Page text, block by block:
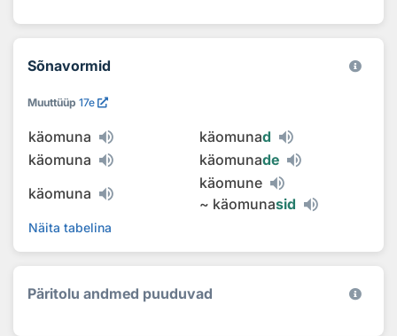
Sõnavormid
Muuttüüp 17e
käomuna käomunad
käomuna
käomunade
käomuna
käomune
~ käomunasid
Näita tabelina
Päritolu andmed puuduvad